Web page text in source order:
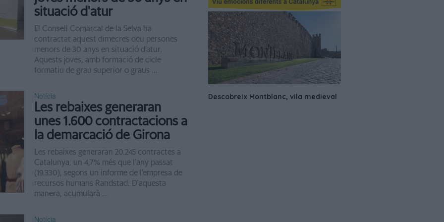
situació d'atur
El Consell Comarcal de la Selva ha
contractat aquest dimecres deu persones
menors de 30 anys en situació d’atur.
Aquests joves, amb formació de cicle
formatiu de grau superior o graus ...
Notícia
Les rebaixes generaran
unes 1.600 contractacions a
la demarcació de Girona
Les rebaixes generaran 20.245 contractes a
Catalunya, un 4,7% més que l'any passat
(19.330), segons un informe de l'empresa de
recursos humans Randstad. D'aquesta
manera, acumularà ...
Notícia